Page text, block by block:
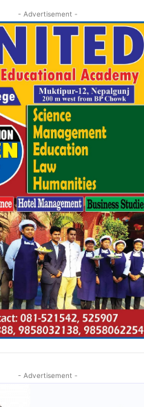
- Advertisement -
- Advertisement -